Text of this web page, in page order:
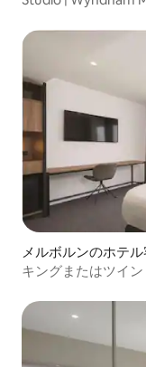
メルボルンのホテ
キングまたはツイ